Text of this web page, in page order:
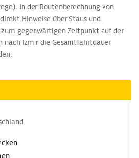
In der Routenberechnung von
Hinweise über Staus und
zum gegenwärtigen Zeitpunkt auf der
nach Izmir die Gesamtfahrtdauer